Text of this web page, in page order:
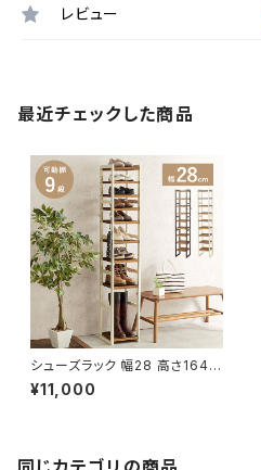
レビュー
最近チェックした商品
シューズラック 幅28 高さ164
シューズボックス オープンラック
シェルフ マルチラック 下駄箱 靴
¥11,000